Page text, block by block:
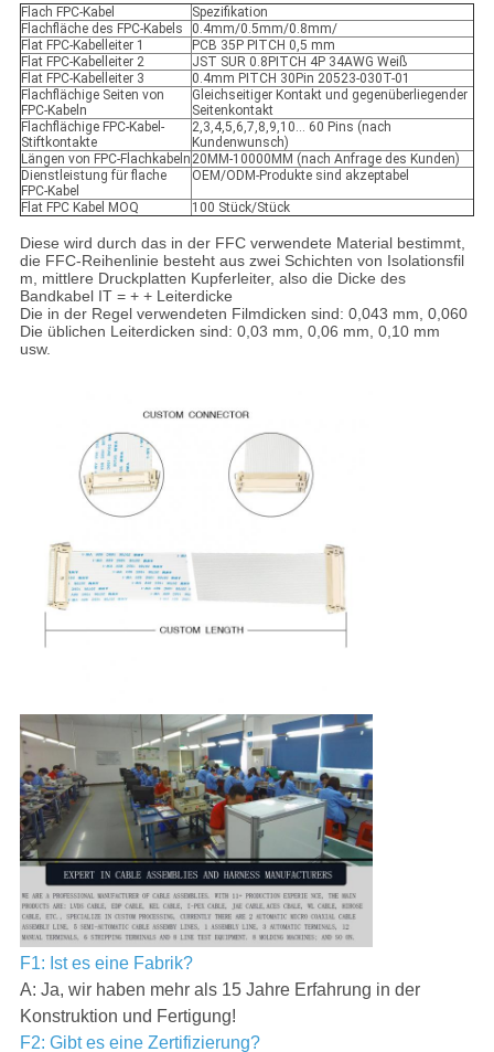
Flach FPC-Kabel
Spezifikation
Flachfläche des FPC-Kabels
0.4mm/0.5mm/0.8mm/
Flat FPC-Kabelleiter 1
PCB 35P PITCH 0,5 mm
Flat FPC-Kabelleiter 2
JST SUR 0.8PITCH 4P 34AWG Weiß
Flat FPC-Kabelleiter 3
0.4mm PITCH 30Pin 20523-030T-01
Flachflächige Seiten von
FPC-Kabeln
Gleichseitiger Kontakt und gegenüberliegender
Seitenkontakt
Flachflächige FPC-Kabel-
Stiftkontakte
2,3,4,5,6,7,8,9,10... 60 Pins (nach
Kundenwunsch)
Längen von FPC-Flachkabeln 20MM-10000MM (nach Anfrage des Kunden)
Dienstleistung für flache
FPC-Kabel
OEM/ODM-Produkte sind akzeptabel
Flat FPC Kabel MOQ 100 Stück/Stück
Diese wird durch das in der FFC verwendete Material bestimmt,
die FFC-Reihenlinie besteht aus zwei Schichten von Isolationsfil
m, mittlere Druckplatten Kupferleiter, also die Dicke des
Bandkabel IT = + + Leiterdicke
Die in der Regel verwendeten Filmdicken sind: 0,043 mm, 0,060
Die üblichen Leiterdicken sind: 0,03 mm, 0,06 mm, 0,10 mm
usw.
F1: Ist es eine Fabrik?
A: Ja, wir haben mehr als 15 Jahre Erfahrung in der
Konstruktion und Fertigung!
F2: Gibt es eine Zertifizierung?